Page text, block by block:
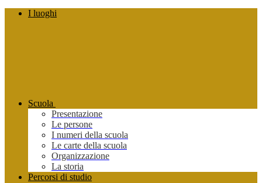
I luoghi
Scuola
Presentazione
Le persone
I numeri della scuola
Le carte della scuola
Organizzazione
La storia
Percorsi di studio